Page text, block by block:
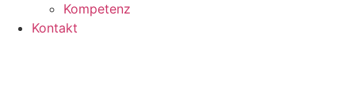
Kompetenz
Kontakt